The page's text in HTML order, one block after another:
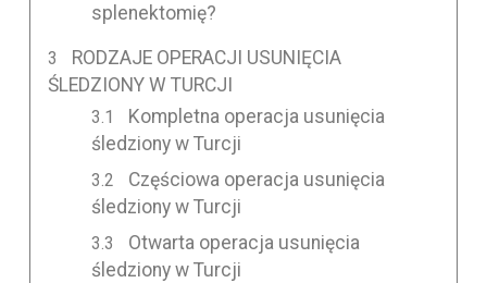
splenektomię?
RODZAJE OPERACJI USUNIĘCIA
ŚLEDZIONY W TURCJI
Kompletna operacja usunięcia
śledziony w Turcji
Częściowa operacja usunięcia
śledziony w Turcji
Otwarta operacja usunięcia
śledziony w Turcji